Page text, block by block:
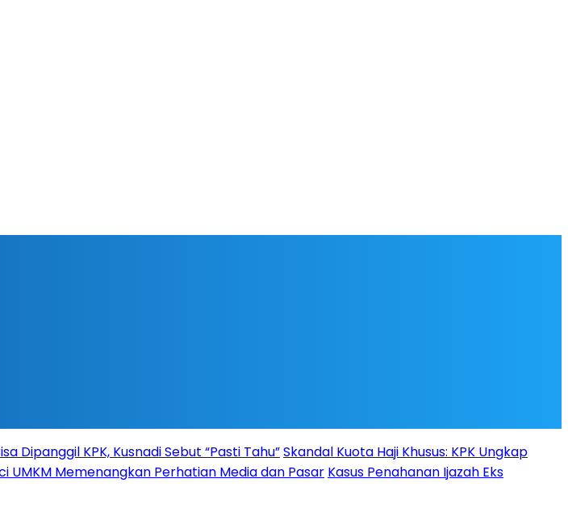
Dipanggil KPK, Kusnadi Sebut “Pasti Tahu”Skandal Kuota Haji Khusus: KPK Ungkap
UMKM Memenangkan Perhatian Media dan Pasar Kasus Penahanan Ijazah Eks